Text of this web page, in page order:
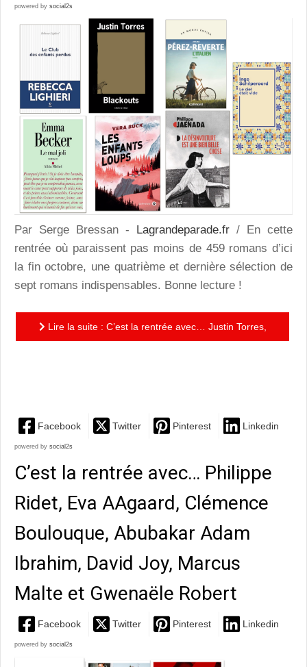
powered by social2s
Par Serge Bressan - Lagrandeparade.fr / En cette
rentrée où paraissent pas moins de 459 romans d’ici
la fin octobre, une quatrième et dernière sélection de
sept romans indispensables. Bonne lecture !
Lire la suite : C’est la rentrée avec… Justin Torres,
Facebook Twitter Pinterest Linkedin
powered by social2s
C’est la rentrée avec… Philippe
Ridet, Eva AAgaard, Clémence
Boulouque, Abubakar Adam
Ibrahim, David Joy, Marcus
Malte et Gwenaële Robert
Facebook Twitter Pinterest Linkedin
powered by social2s